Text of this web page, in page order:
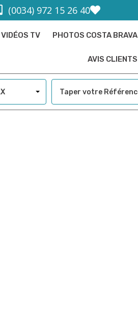
(0034) 972 15 26 40
VIDÉOS TV PHOTOS COSTA BRAVA
AVIS CLIENTS